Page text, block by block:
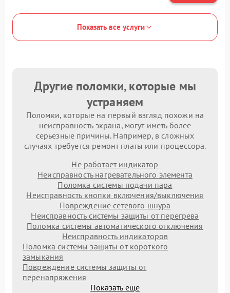
Показать все услуги
Другие поломки, которые мы
устраняем
Поломки, которые на первый взгляд похожи на
неисправность экрана, могут иметь более
серьезные причины. Например, в сложных
случаях требуется ремонт платы или процессора.
Не работает индикатор
Неисправность нагревательного элемента
Поломка системы подачи пара
Неисправность кнопки включения/выключения
Повреждение сетевого шнура
Неисправность системы защиты от перегрева
Поломка системы автоматического отключения
Неисправность индикаторов
Поломка системы защиты от короткого
замыкания
Повреждение системы защиты от
перенапряжения
Показать еще